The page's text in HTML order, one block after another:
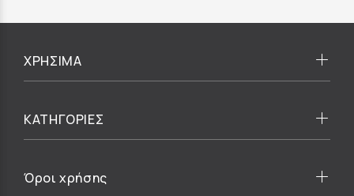
ΧΡΗΣΙΜΑ
ΚΑΤΗΓΟΡΙΕΣ
Όροι χρήσης